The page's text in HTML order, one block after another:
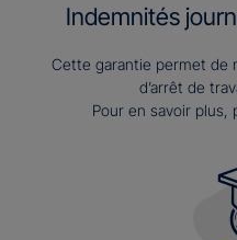
Indemnités
Cette garantie permet de
d’arrêt de
Pour en savoir plus,